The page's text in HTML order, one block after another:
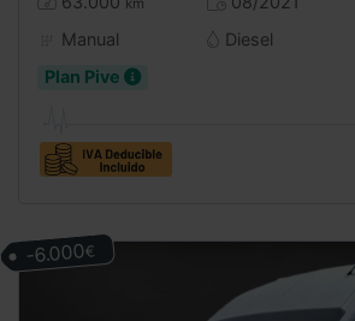
km
Manual
Diesel
Plan Pive
-6.000€